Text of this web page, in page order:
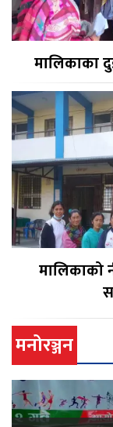
मालिकाका
मालिकाको
मनोरञ्जन